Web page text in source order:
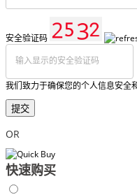
安全验证码
我们致力于确保您的个人信息安全
提交
OR
快速购买